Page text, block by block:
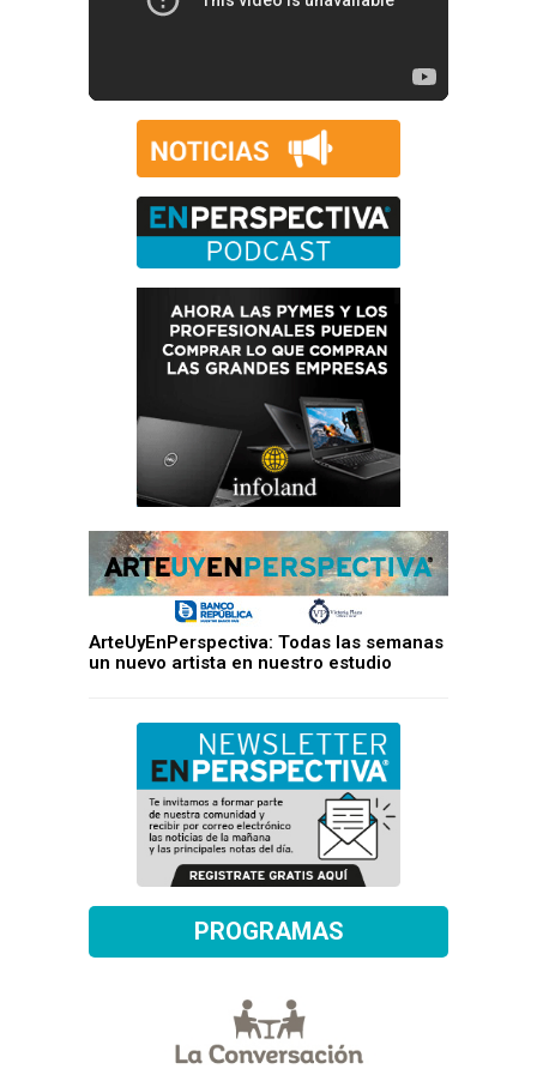
ArteUyEnPerspectiva: Todas las semanas
un nuevo artista en nuestro estudio
PROGRAMAS